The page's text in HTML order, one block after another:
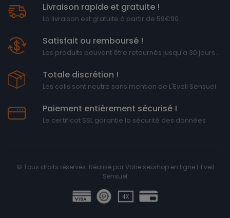
Livraison rapide et gratuite !
La livraison est gratuite à partir de 59€90
Satisfait ou remboursé !
Les produits peuvent être retournés jusqu'a 30 jours .
Totale discrétion !
Les colis sont neutre sans mention de L'Eveil Sensuel
Paiement entièrement sécurisé !
Le certificat SSL garantie la sécurité des données
© Tous droits réservés. Réalisé parVotre sexshop en ligne L Eveil
Sensuel